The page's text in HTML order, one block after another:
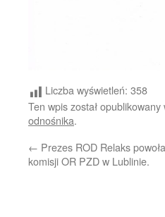
Liczba wyświetleń: 358
Ten wpis został
odnośnika.
← Prezes ROD Relaks
komisji OR PZD w Lublinie.